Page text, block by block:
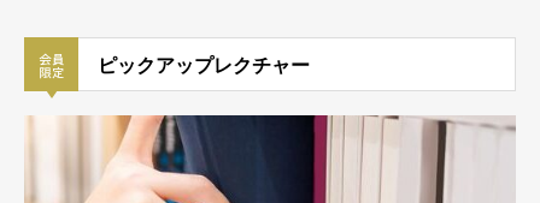
ピックアップレクチャー